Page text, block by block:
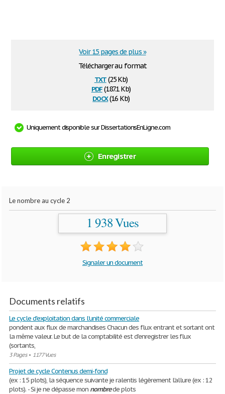
Télécharger au format
txt(25 Kb)
pdf(187.1 Kb)
docx(16 Kb)
Voir 15 pages de plus »
Uniquement disponible sur DissertationsEnLigne.com
Enregistrer
Le nombre au cycle 2
1 938 Vues
Signaler un document
Documents relatifs
Le cycle d'exploitation dans l'unité commerciale
pondent aux flux de marchandises Chacun des flux entrant et sortant ont
la même valeur. Le but de la comptabilité est d'enregistrer les flux
(sortants,
3 Pages• 1177 Vues
Projet de cycle Contenus demi-fond
(ex : 15 plots), la séquence suivante je ralentis légèrement l’allure (ex : 12
plots). - Si je ne dépasse mon nombrede plots